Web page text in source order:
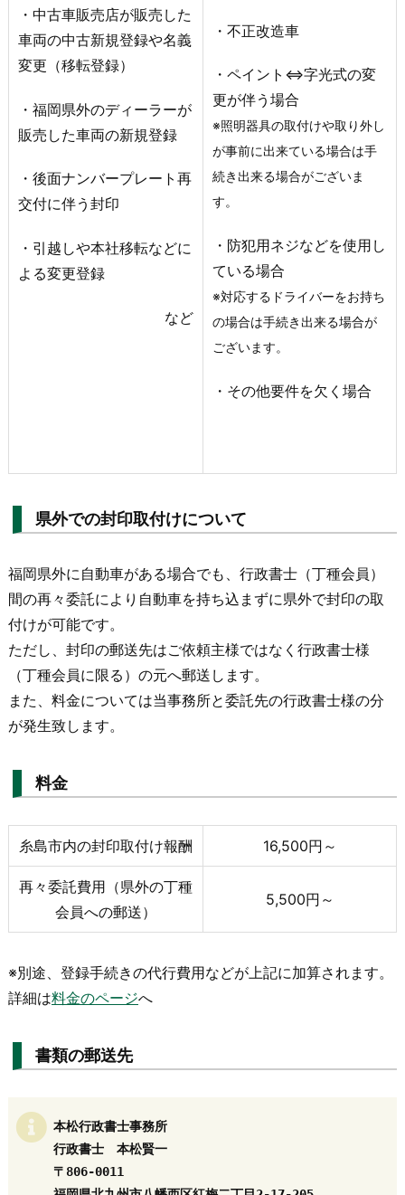
・中古車販売店が販売した
車両の中古新規登録や名義
変更（移転登録）
・福岡県外のディーラーが
販売した車両の新規登録
・後面ナンバープレート再
交付に伴う封印
・引越しや本社移転などに
よる変更登録
など
・不正改造車
・ペイント⇔字光式の変
更が伴う場合
※照明器具の取付けや取り外し
が事前に出来ている場合は手
続き出来る場合がございま
す。
・防犯用ネジなどを使用し
ている場合
※対応するドライバーをお持ち
の場合は手続き出来る場合が
ございます。
・その他要件を欠く場合
県外での封印取付けについて
福岡県外に自動車がある場合でも、行政書士（丁種会員）
間の再々委託により自動車を持ち込まずに県外で封印の取
付けが可能です。
ただし、封印の郵送先はご依頼主様ではなく行政書士様
（丁種会員に限る）の元へ郵送します。
また、料金については当事務所と委託先の行政書士様の分
が発生致します。
料金
糸島市内の封印取付け報酬 16,500円～
再々委託費用（県外の丁種
会員への郵送）
5,500円～
※別途、登録手続きの代行費用などが上記に加算されます。
詳細は料金のページへ
書類の郵送先
本松行政書士事務所
行政書士　本松賢一
〒806-0011